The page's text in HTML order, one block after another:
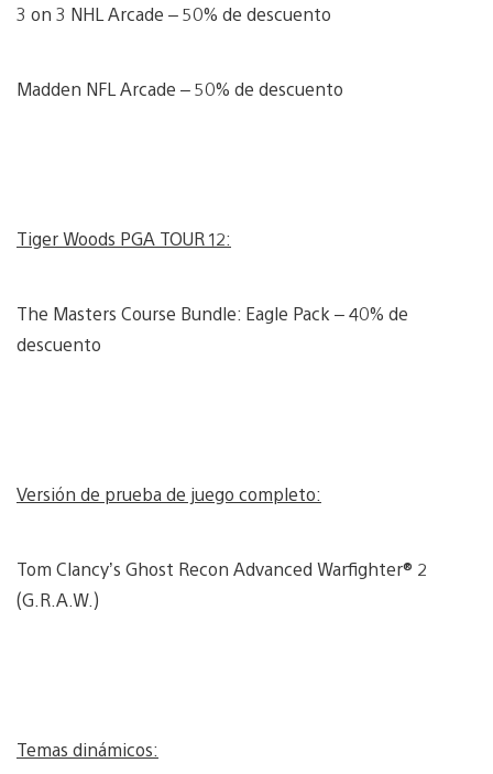
3 on 3 NHL Arcade – 50% de descuento
Madden NFL Arcade – 50% de descuento
Tiger Woods PGA TOUR 12:
The Masters Course Bundle: Eagle Pack – 40% de
descuento
Versión de prueba de juego completo:
Tom Clancy’s Ghost Recon Advanced Warfighter® 2
(G.R.A.W.)
Temas dinámicos: